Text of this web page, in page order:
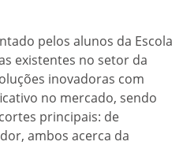
pelos alunos da Escola
existentes no setor da
inovadoras com
no mercado, sendo
principais: de
ambos acerca da